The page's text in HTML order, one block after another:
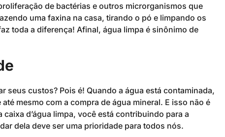
de bactérias e outros microrganismos que
uma faxina na casa, tirando o pó e limpando os
toda a diferença! Afinal, água limpa é sinônimo de
seus custos? Pois é! Quando a água está contaminada,
mesmo com a compra de água mineral. E isso não é
d’água limpa, você está contribuindo para a
dela deve ser uma prioridade para todos nós.